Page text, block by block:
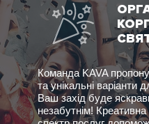
Команда KAVA
та унікальні варіанти
Ваш захід буде
незабутнім!